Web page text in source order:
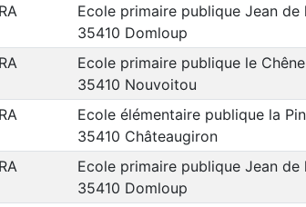
Ecole primaire publique Jean de
35410 Domloup
Ecole primaire publique le
35410 Nouvoitou
Ecole élémentaire publique la
35410 Châteaugiron
Ecole primaire publique Jean de
35410 Domloup